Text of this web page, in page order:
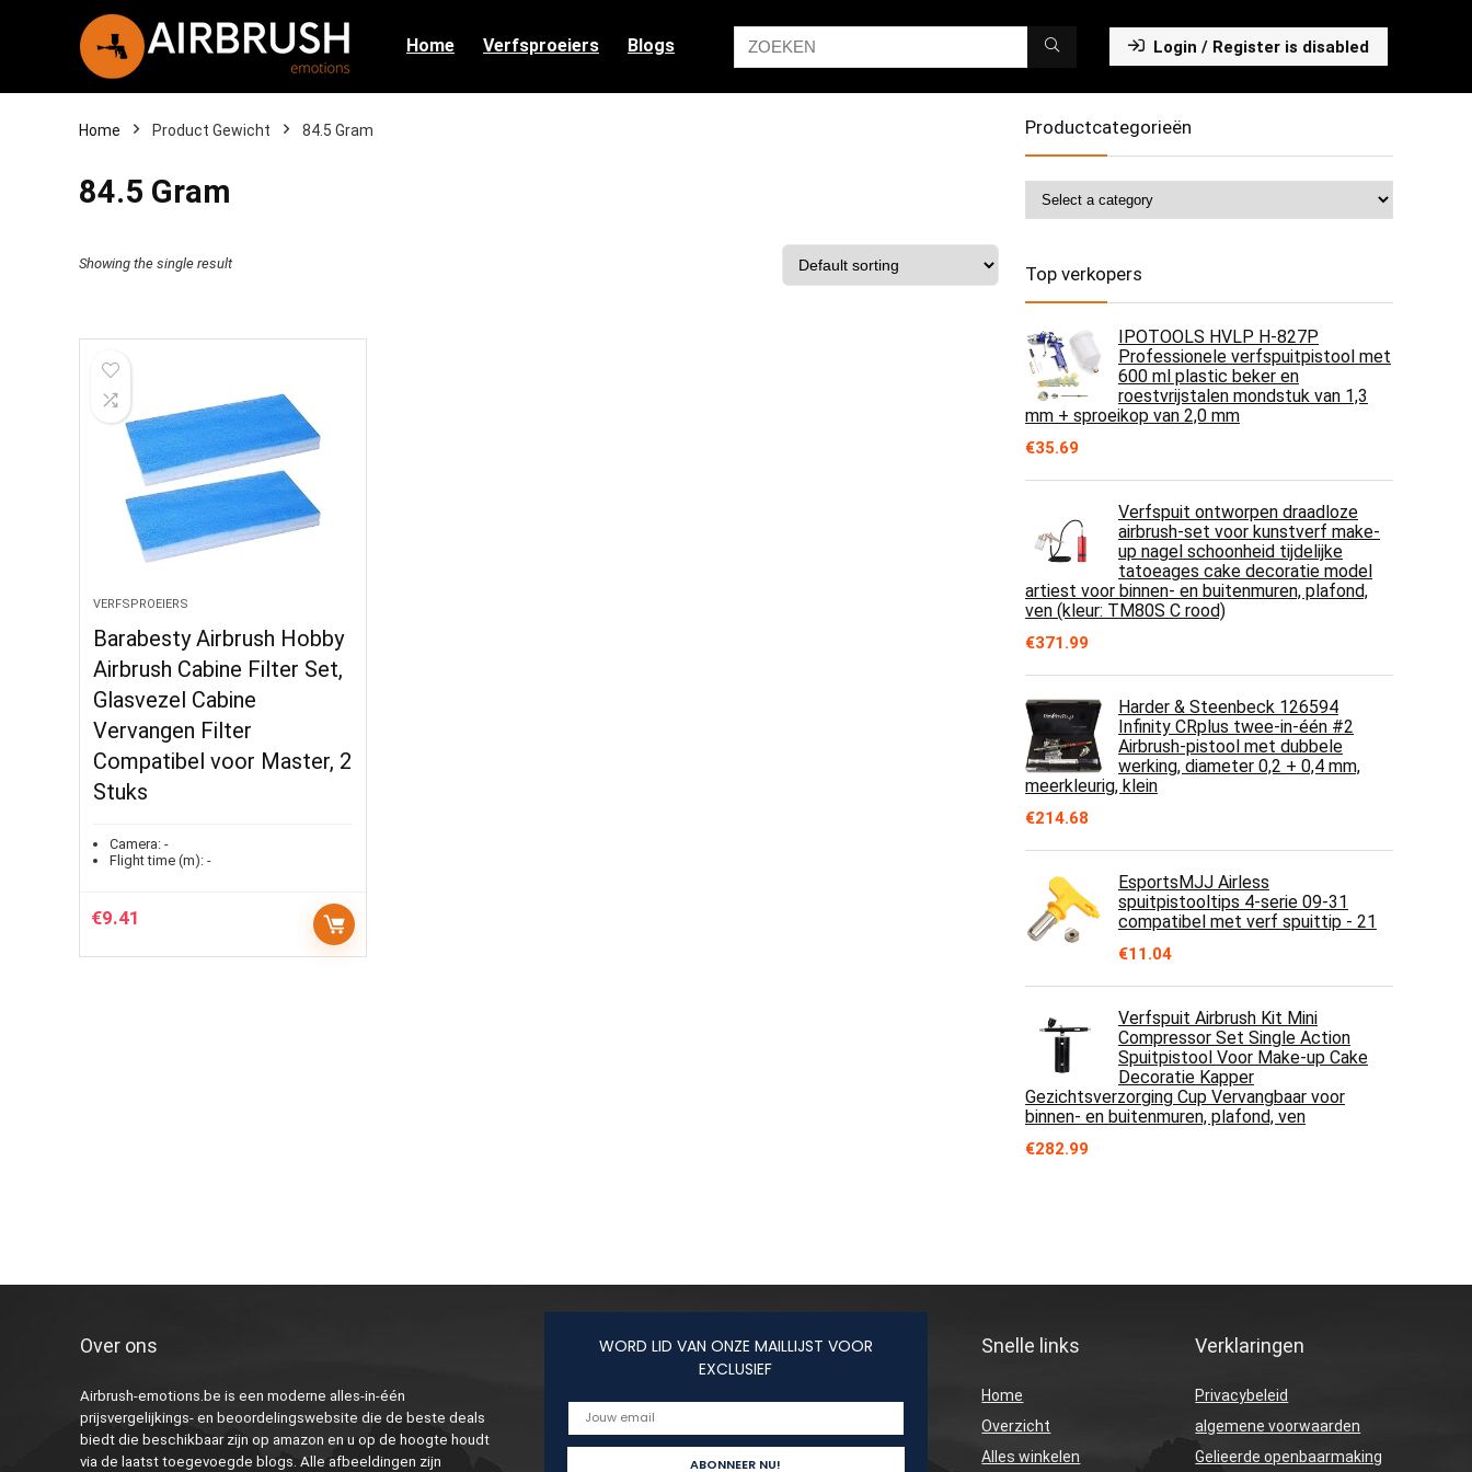
Home Verfsproeiers Blogs Login / Register is disabled
Home Product Gewicht ‎84.5 Gram
‎84.5 Gram
Showing the single result
VERFSPROEIERS
Barabesty Airbrush Hobby
Airbrush Cabine Filter Set,
Glasvezel Cabine
Vervangen Filter
Compatibel voor Master, 2
Stuks
Camera: -
Flight time (m): -
€9.41
Productcategorieën
Top verkopers
IPOTOOLS HVLP H-827P
Professionele verfspuitpistool met
600 ml plastic beker en
roestvrijstalen mondstuk van 1,3
mm + sproeikop van 2,0 mm
€35.69
Verfspuit ontworpen draadloze
airbrush-set voor kunstverf make-
up nagel schoonheid tijdelijke
tatoeages cake decoratie model
artiest voor binnen- en buitenmuren, plafond,
ven (kleur: TM80S C rood)
€371.99
Harder & Steenbeck 126594
Infinity CRplus twee-in-één #2
Airbrush-pistool met dubbele
werking, diameter 0,2 + 0,4 mm,
meerkleurig, klein
€214.68
EsportsMJJ Airless
spuitpistooltips 4-serie 09-31
compatibel met verf spuittip - 21
€11.04
Verfspuit Airbrush Kit Mini
Compressor Set Single Action
Spuitpistool Voor Make-up Cake
Decoratie Kapper
Gezichtsverzorging Cup Vervangbaar voor
binnen- en buitenmuren, plafond, ven
€282.99
Over ons
Airbrush-emotions.be is een moderne alles-in-één
prijsvergelijkings- en beoordelingswebsite die de beste deals
biedt die beschikbaar zijn op amazon en u op de hoogte houdt
via de laatst toegevoegde blogs. Alle afbeeldingen zijn
WORD LID VAN ONZE MAILLIJST VOOR
EXCLUSIEF
Snelle links
Home
Overzicht
Alles winkelen
Verklaringen
Privacybeleid
algemene voorwaarden
Gelieerde openbaarmaking